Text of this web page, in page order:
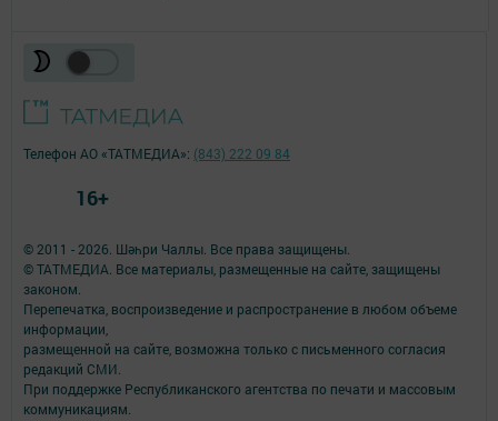
© 2011 - 2026. Шәһри Чаллы. Все права защищены.
© ТАТМЕДИА. Все материалы, размещенные на сайте, защищены
законом.
Перепечатка, воспроизведение и распространение в любом объеме
информации,
размещенной на сайте, возможна только с письменного согласия
редакций СМИ.
При поддержке Республиканского агентства по печати и массовым
коммуникациям.
Телефон АО «ТАТМЕДИА»: (843) 222 09 84
16+